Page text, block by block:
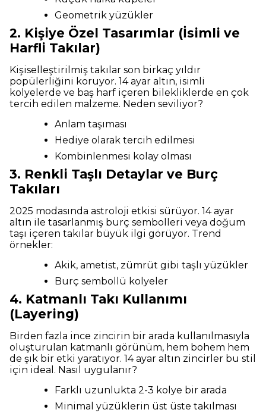
Geometrik yüzükler
2. Kişiye Özel Tasarımlar (İsimli ve
Harfli Takılar)
Kişiselleştirilmiş takılar son birkaç yıldır
popülerliğini koruyor. 14 ayar altın, isimli
kolyelerde ve baş harf içeren bilekliklerde en çok
tercih edilen malzeme. Neden seviliyor?
Anlam taşıması
Hediye olarak tercih edilmesi
Kombinlenmesi kolay olması
3. Renkli Taşlı Detaylar ve Burç
Takıları
2025 modasında astroloji etkisi sürüyor. 14 ayar
altın ile tasarlanmış burç sembolleri veya doğum
taşı içeren takılar büyük ilgi görüyor. Trend
örnekler:
Akik, ametist, zümrüt gibi taşlı yüzükler
Burç sembollü kolyeler
4. Katmanlı Takı Kullanımı
(Layering)
Birden fazla ince zincirin bir arada kullanılmasıyla
oluşturulan katmanlı görünüm, hem bohem hem
de şık bir etki yaratıyor. 14 ayar altın zincirler bu stil
için ideal. Nasıl uygulanır?
Farklı uzunlukta 2-3 kolye bir arada
Minimal yüzüklerin üst üste takılması